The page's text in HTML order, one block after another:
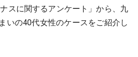
スに関するアンケート」から、九
いの40代女性のケースをご紹介し